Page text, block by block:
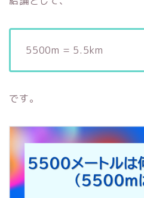
5500m = 5.5km
です。